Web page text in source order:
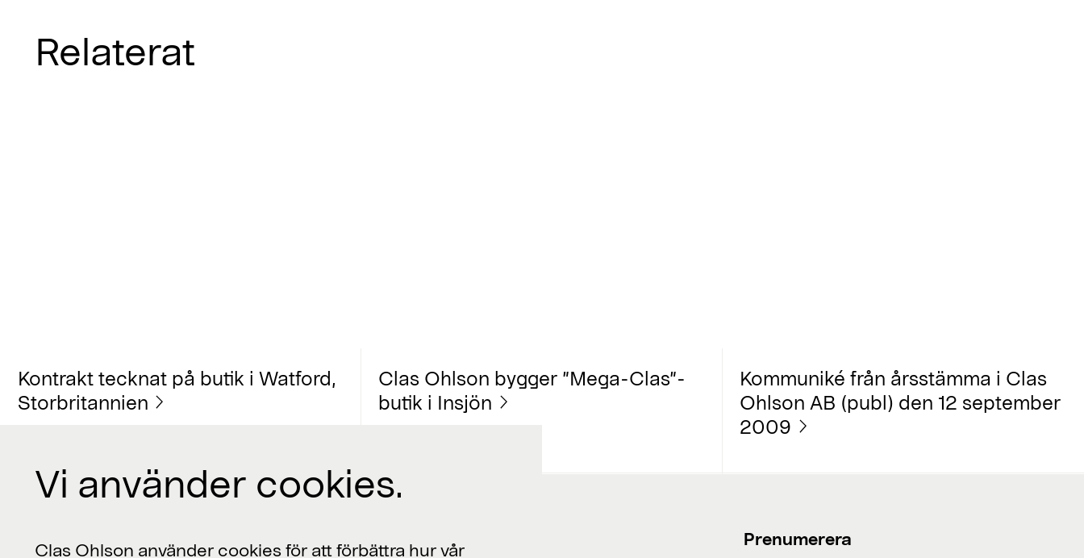
Relaterat
Kontrakt tecknat på butik i Watford,
Storbritannien
Clas Ohlson bygger ”Mega-Clas”-
butik i Insjön
Kommuniké från årsstämma i Clas
Ohlson AB (publ) den 12 september
2009
Prenumerera
Vi använder cookies.
Clas Ohlson använder cookies för att förbättra hur vår